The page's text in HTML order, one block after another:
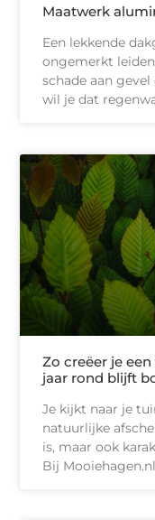
Maatwerk
Een lekkende
ongemerkt
schade aan
wil je dat
Zo creëer je
jaar rond blijft
Je kijkt naar je
natuurlijke
is, maar ook
Bij Mooiehagen.nl